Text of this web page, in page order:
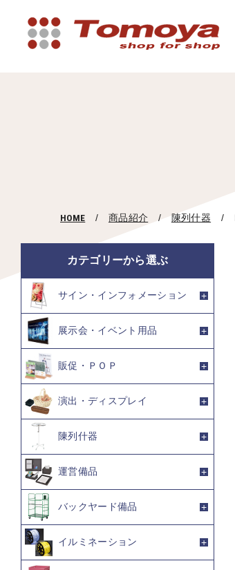
HOME 商品紹介 陳列什器
カテゴリーから選ぶ
サイン・インフォメーション
展示会・イベント用品
販促・ＰＯＰ
演出・ディスプレイ
陳列什器
運営備品
バックヤード備品
イルミネーション